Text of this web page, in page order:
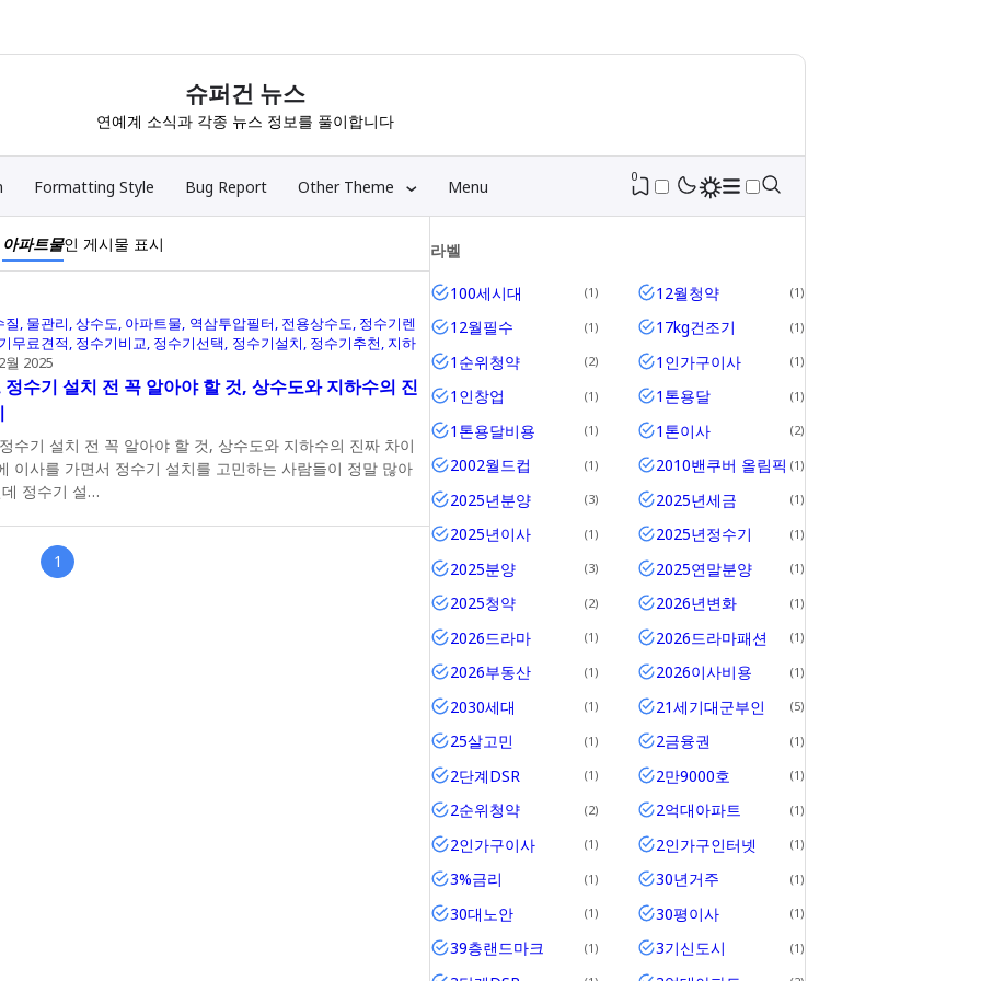
슈퍼건 뉴스
연예계 소식과 각종 뉴스 정보를 풀이합니다
Formatting Style Bug Report Other Theme Menu 0
아파트물인 게시물 표시
질 물관리 상수도 아파트물 역삼투압필터 전용상수도 정수기렌
무료견적 정수기비교 정수기선택 정수기설치 정수기추천 지하
월 2025
정수기 설치 전 꼭 알아야 할 것, 상수도와 지하수의 진
수기 설치 전 꼭 알아야 할 것, 상수도와 지하수의 진짜 차이
이사를 가면서 정수기 설치를 고민하는 사람들이 정말 많아
정수기 설…
1
라벨
100세시대 1 12월청약 1
12월필수 1 17kg건조기 1
1순위청약 2 1인가구이사 1
1인창업 1 1톤용달 1
1톤용달비용 1 1톤이사 2
2002월드컵 1 2010밴쿠버 올림픽 1
2025년분양 3 2025년세금 1
2025년이사 1 2025년정수기 1
2025분양 3 2025연말분양 1
2025청약 2 2026년변화 1
2026드라마 1 2026드라마패션 1
2026부동산 1 2026이사비용 1
2030세대 1 21세기대군부인 5
25살고민 1 2금융권 1
2단계DSR 1 2만9000호 1
2순위청약 2 2억대아파트 1
2인가구이사 1 2인가구인터넷 1
3%금리 1 30년거주 1
30대노안 1 30평이사 1
39층랜드마크 1 3기신도시 1